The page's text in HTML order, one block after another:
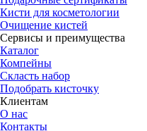
Кисти для косметологии
Очищение кистей
Сервисы и преимущества
Каталог
Компейны
Скласть набор
Подобрать кисточку
Клиентам
О нас
Контакты